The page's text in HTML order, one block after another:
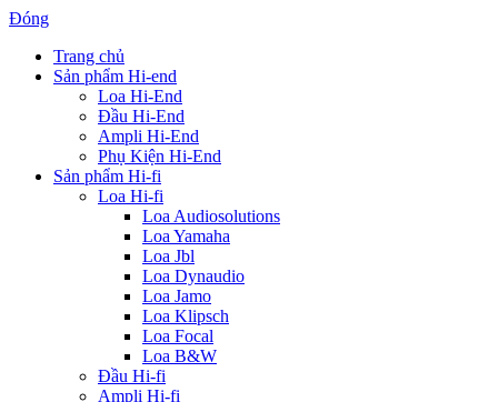
Đóng
Trang chủ
Sản phẩm Hi-end
Loa Hi-End
Đầu Hi-End
Ampli Hi-End
Phụ Kiện Hi-End
Sản phẩm Hi-fi
Loa Hi-fi
Loa Audiosolutions
Loa Yamaha
Loa Jbl
Loa Dynaudio
Loa Jamo
Loa Klipsch
Loa Focal
Loa B&W
Đầu Hi-fi
Ampli Hi-fi